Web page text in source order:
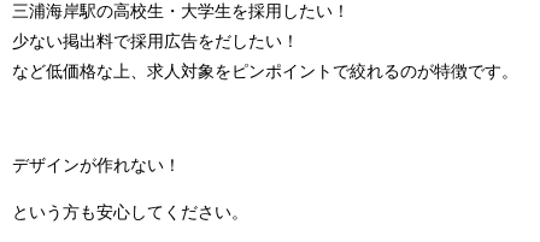
三浦海岸駅の高校生・大学生を採用したい！
少ない掲出料で採用広告をだしたい！
など低価格な上、求人対象をピンポイントで絞れるのが特徴です。
デザインが作れない！
という方も安心してください。